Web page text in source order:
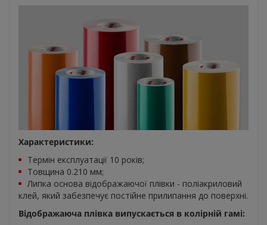
Характеристики:
Термін експлуатації 10 років;
Товщина 0.210 мм;
Липка основа відображаючої плівки - поліакриловий
клей, який забезпечує постійне прилипання до поверхні.
Відображаюча плівка випускається в колірній гамі: